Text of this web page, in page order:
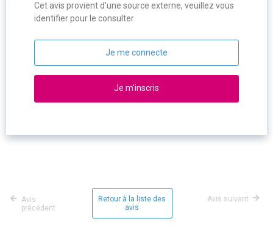
Cet avis provient d'une source externe, veuillez vous
identifier pour le consulter.
Je me connecte
Je m'inscris
Avis
précédent
Retour à la liste des
avis
Avis suivant